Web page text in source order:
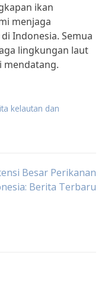
ikan
menjaga
Indonesia. Semua
lingkungan laut
mendatang.
kelautan dan
Besar Perikanan
Berita Terbaru